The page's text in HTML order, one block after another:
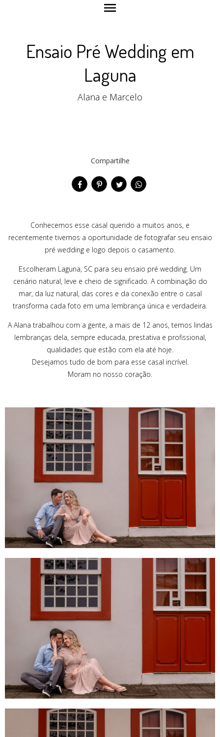
menu
Ensaio Pré Wedding em
Laguna
Alana e Marcelo
Compartilhe
Conhecemos esse casal querido a muitos anos, e
recentemente tivemos a oportunidade de fotografar seu ensaio
pré wedding e logo depois o casamento.
Escolheram Laguna, SC para seu ensaio pré wedding. Um
cenário natural, leve e cheio de significado. A combinação do
mar, da luz natural, das cores e da conexão entre o casal
transforma cada foto em uma lembrança única e verdadeira.
A Alana trabalhou com a gente, a mais de 12 anos, temos lindas
lembranças dela, sempre educada, prestativa e profissional,
qualidades que estão com ela até hoje.
Desejamos tudo de bom para esse casal incrível.
Moram no nosso coração.